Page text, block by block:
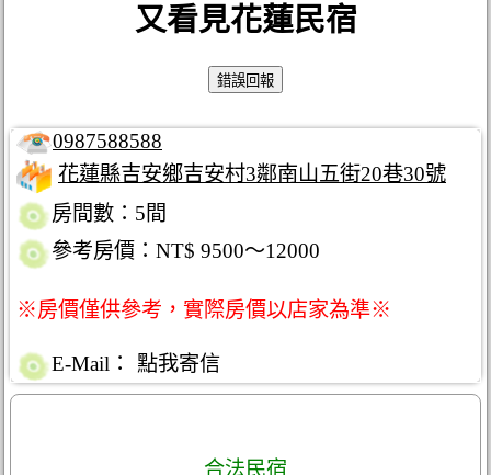
又看見花蓮民宿
0987588588
花蓮縣吉安鄉吉安村3鄰南山五街20巷30號
房間數：5間
參考房價：NT$ 9500～12000
※房價僅供參考，實際房價以店家為準※
E-Mail： 點我寄信
合法民宿